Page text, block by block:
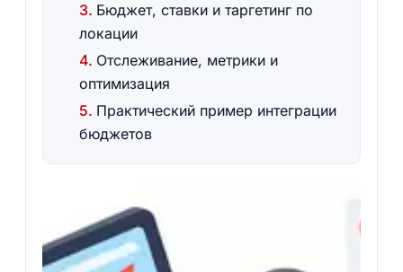
Бюджет, ставки и таргетинг по
локации
Отслеживание, метрики и
оптимизация
Практический пример интеграции
бюджетов